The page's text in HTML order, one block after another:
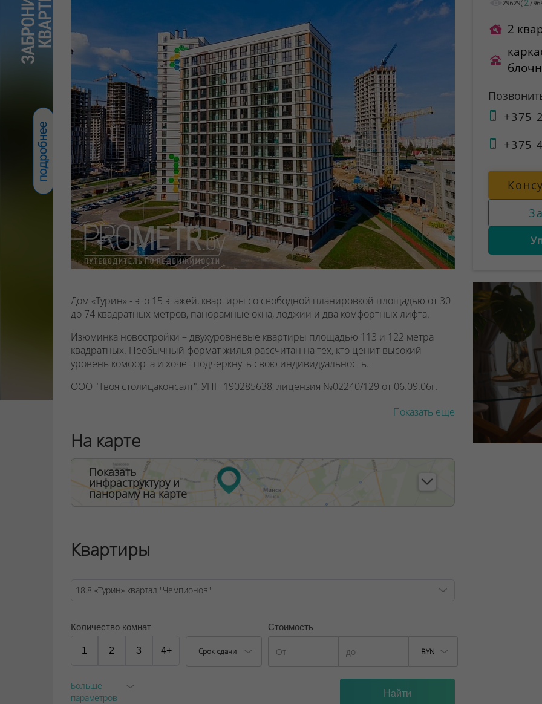
Дом «Турин» - это 15 этажей, квартиры со свободной планировкой площадью от 30
до 74 квадратных метров, панорамные окна, лоджии и два комфортных лифта.
Изюминка новостройки – двухуровневые квартиры площадью 113 и 122 метра
квадратных. Необычный формат жилья рассчитан на тех, кто ценит высокий
уровень комфорта и хочет подчеркнуть свою индивидуальность.
ООО "Твоя столицаконсалт", УНП 190285638, лицензия №02240/129 от 06.09.06г.
Показать еще
На карте
Показать
инфраструктуру и
панораму на карте
Квартиры
Количество комнат
1 2 3 4+ Срок сдачи
Стоимость
BYN
Больше
параметров
29629( 2 /
2
+375
+375